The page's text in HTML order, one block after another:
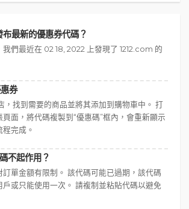
布最新的優惠券代碼？
們最近在 02 18, 2022 上發現了 1212.com 的
券
，找到需要的商品並將其添加到購物車中。 打
頁面，將代碼複製到“優惠碼”框內，會重新顯示
完成。
不起作用？
單金額有限制。 該代碼可能已過期，該代碼
或只能使用一次。 請複制並粘貼代碼以避免